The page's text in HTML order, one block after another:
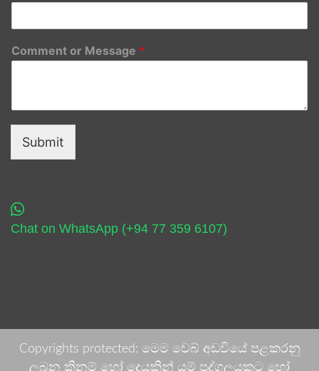
Comment or Message *
Submit
Chat on WhatsApp (+94 77 359 6107)
Copyrights protected: මෙම වෙබ් අඩවියේ පළකරනු
ලබන කිනම් හෝ දෙයකින් යම් පුද්ගලයකුට හෝ